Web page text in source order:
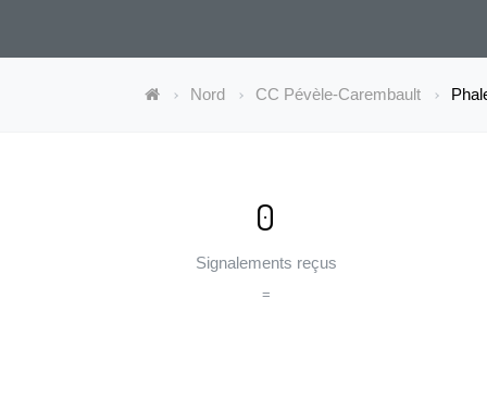
Nord CC Pévèle-Carembault
0
Signalements reçus
=